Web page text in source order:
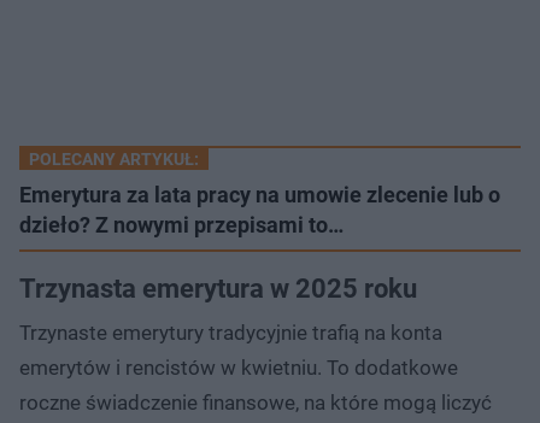
POLECANY ARTYKUŁ:
Emerytura za lata pracy na umowie zlecenie lub o
dzieło? Z nowymi przepisami to…
Trzynasta emerytura w 2025 roku
Trzynaste emerytury tradycyjnie trafią na konta
emerytów i rencistów w kwietniu. To dodatkowe
roczne świadczenie finansowe, na które mogą liczyć